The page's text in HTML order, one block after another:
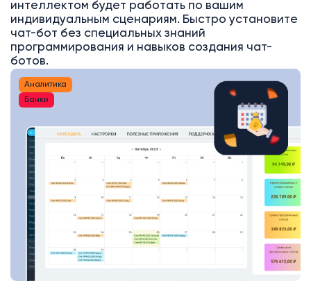
интеллектом будет работать по вашим
индивидуальным сценариям. Быстро установите
чат-бот без специальных знаний
программирования и навыков создания чат-
ботов.
Аналитика
Банки